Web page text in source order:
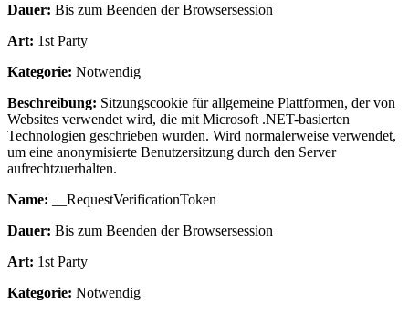
Dauer: Bis zum Beenden der Browsersession
Art: 1st Party
Kategorie: Notwendig
Beschreibung: Sitzungscookie für allgemeine Plattformen, der von
Websites verwendet wird, die mit Microsoft .NET-basierten
Technologien geschrieben wurden. Wird normalerweise verwendet,
um eine anonymisierte Benutzersitzung durch den Server
aufrechtzuerhalten.
Name: __RequestVerificationToken
Dauer: Bis zum Beenden der Browsersession
Art: 1st Party
Kategorie: Notwendig